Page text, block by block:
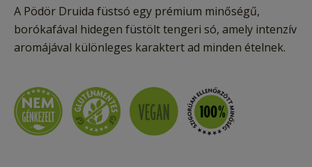
A Pödör Druida füstsó egy prémium minőségű,
borókafával hidegen füstölt tengeri só, amely intenzív
aromájával különleges karaktert ad minden ételnek.